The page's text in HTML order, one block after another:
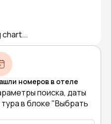
chart...
номеров в отеле
поиска, даты
в блоке "Выбрать